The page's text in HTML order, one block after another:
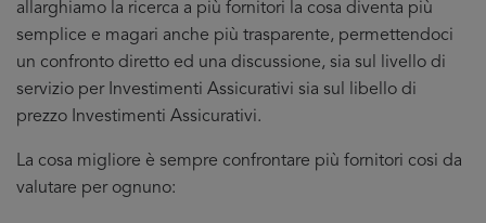
allarghiamo la ricerca a più fornitori la cosa diventa più
semplice e magari anche più trasparente, permettendoci
un confronto diretto ed una discussione, sia sul livello di
servizio per Investimenti Assicurativi sia sul libello di
prezzo Investimenti Assicurativi.
La cosa migliore è sempre confrontare più fornitori cosi da
valutare per ognuno: